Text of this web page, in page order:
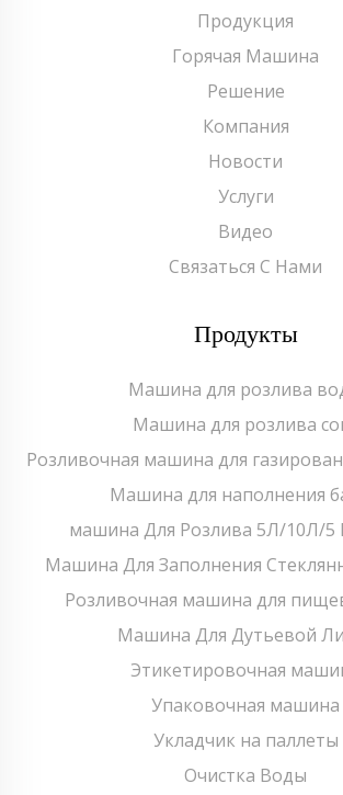
Продукция
Горячая Машина
Решение
Компания
Новости
Услуги
Видео
Связаться С Нами
Продукты
Машина для розлива
Машина для розлива
Розливочная машина для
Машина для наполнения
машина Для Розлива 5Л/10Л/5
Машина Для Заполнения
Розливочная машина для
Машина Для Дутьевой
Этикетировочная
Упаковочная машина
Укладчик на паллеты
Очистка Воды